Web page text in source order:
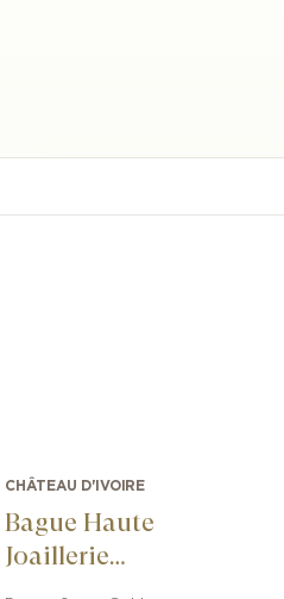
CHÂTEAU D'IVOIRE
Bague Haute
Joaillerie